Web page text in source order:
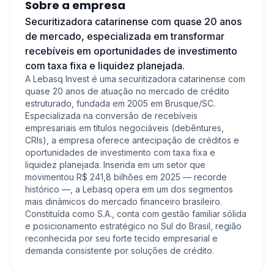
Sobre a empresa
Securitizadora catarinense com quase 20 anos
de mercado, especializada em transformar
recebíveis em oportunidades de investimento
com taxa fixa e liquidez planejada.
A Lebasq Invest é uma securitizadora catarinense com
quase 20 anos de atuação no mercado de crédito
estruturado, fundada em 2005 em Brusque/SC.
Especializada na conversão de recebíveis
empresariais em títulos negociáveis (debêntures,
CRIs), a empresa oferece antecipação de créditos e
oportunidades de investimento com taxa fixa e
liquidez planejada. Inserida em um setor que
movimentou R$ 241,8 bilhões em 2025 — recorde
histórico —, a Lebasq opera em um dos segmentos
mais dinâmicos do mercado financeiro brasileiro.
Constituída como S.A., conta com gestão familiar sólida
e posicionamento estratégico no Sul do Brasil, região
reconhecida por seu forte tecido empresarial e
demanda consistente por soluções de crédito.